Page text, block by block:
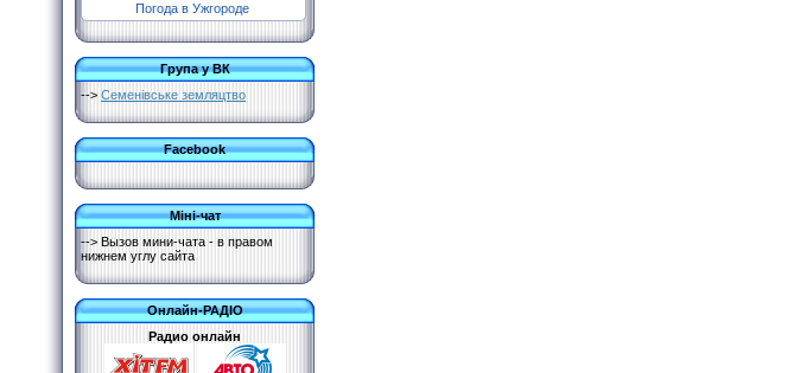
Погода в Ужгороде
Група у ВК
--> Семенівське земляцтво
Facebook
Міні-чат
--> Вызов мини-чата - в правом
нижнем углу сайта
Онлайн-РАДІО
Радио онлайн